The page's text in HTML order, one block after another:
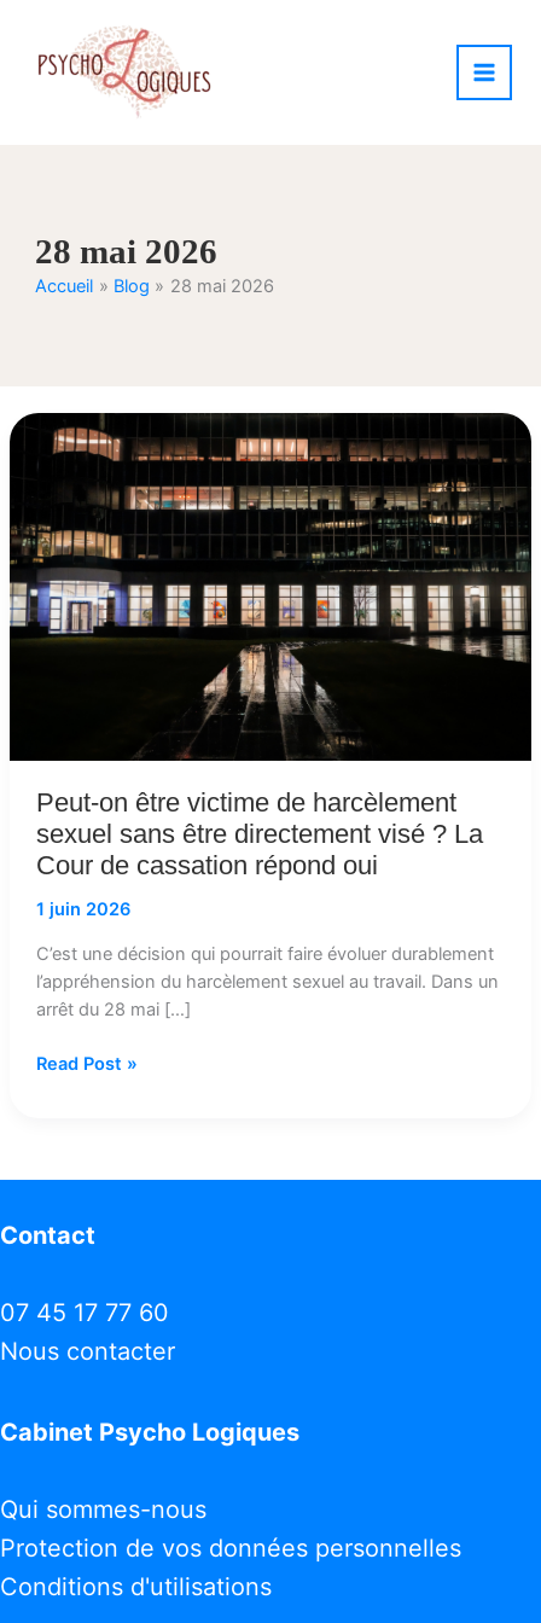
contenu
28 mai 2026
Accueil Blog 28 mai 2026
Peut-on être victime de harcèlement
sexuel sans être directement visé ? La
Cour de cassation répond oui
1 juin 2026
C’est une décision qui pourrait faire évoluer durablement
l’appréhension du harcèlement sexuel au travail. Dans un
arrêt du 28 mai […]
Peut-
on
victime
de
harcèlement
sexuel
sans
être
La
de
cassation
répond
oui
Read Post »
Contact
07 45 17 77 60
Nous contacter
Cabinet Psycho Logiques
Qui sommes-nous
Protection de vos données personnelles
Conditions d'utilisations